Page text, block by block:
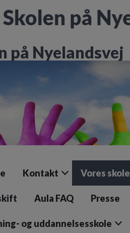
på Nyelandsvej
Kontakt Vores skole
Aula FAQ Presse
og uddannelsesskole